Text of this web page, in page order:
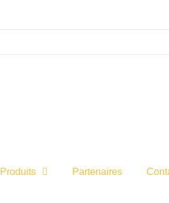
Produits Partenaires